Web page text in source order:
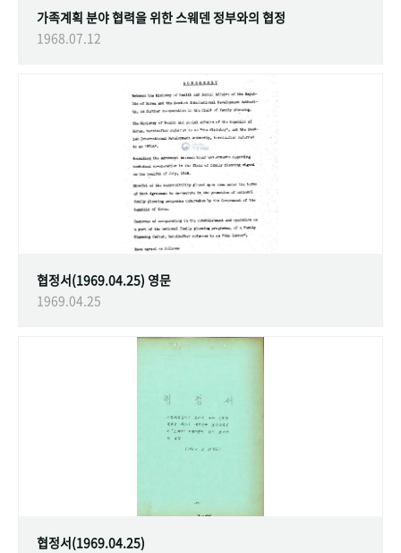
가족계획 분야 협력을 위한 스웨덴 정부와의 협정
1968.07.12
협정서(1969.04.25) 영문
1969.04.25
협정서(1969.04.25)